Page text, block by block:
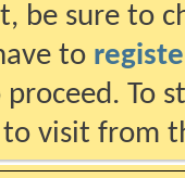
be sure to
to
To
visit from